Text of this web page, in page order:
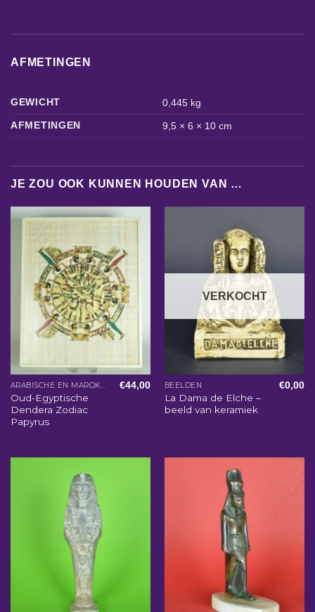
AFMETINGEN
GEWICHT
0,445 kg
AFMETINGEN
9,5 × 6 × 10 cm
JE ZOU OOK KUNNEN HOUDEN VAN …
ARABISCHE EN MAROKKAANSE WOONACCESSOIRES
Oud-Egyptische
Dendera Zodiac
Papyrus
€44,00
VERKOCHT
BEELDEN
La Dama de Elche –
beeld van keramiek
€0,00